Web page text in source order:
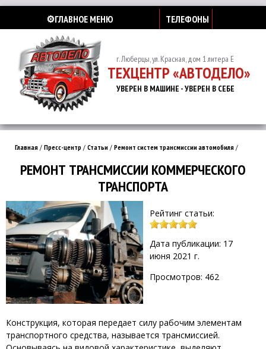
⚙️ГЛАВНОЕ МЕНЮ ТЕЛЕФОНЫ
г. Люберцы, ул. Красная, дом 1 литера Е
ТЕХЦЕНТР «АВТОДЕЛО»
УВЕРЕН В МАШИНЕ - УВЕРЕН В СЕБЕ
Главная / Пресс-центр / Статьи / Ремонт систем трансмиссии автомобиля /
РЕМОНТ ТРАНСМИССИИ КОММЕРЧЕСКОГО
ТРАНСПОРТА
Рейтинг статьи:
Дата публикации: 17
июня 2021 г.
Просмотров: 462
Конструкция, которая передает силу рабочим элементам
транспортного средства, называется трансмиссией.